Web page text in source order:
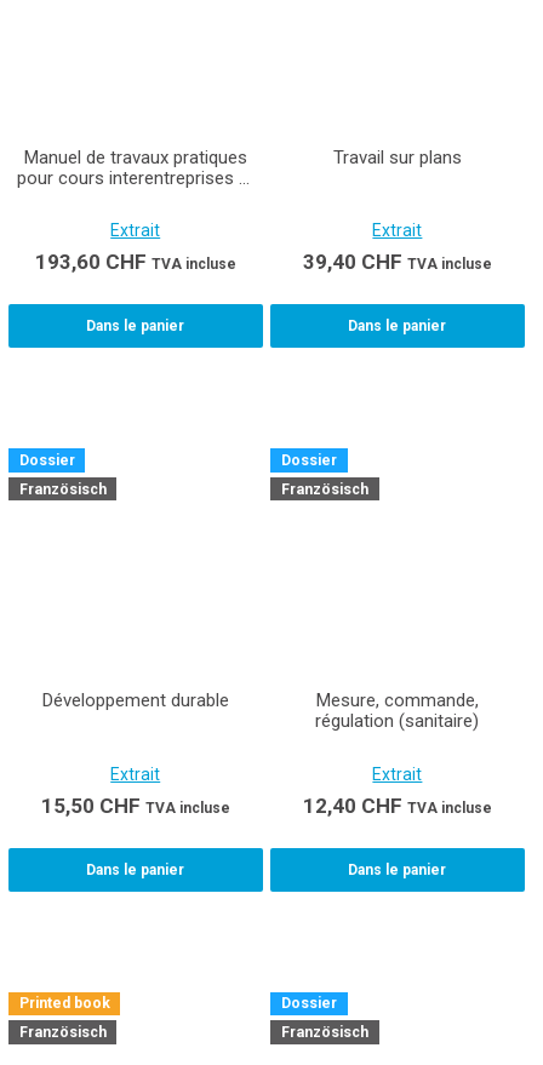
Manuel de travaux pratiques
pour cours interentreprises et
Ferblantier CFC
Extrait
193,60 CHF TVA incluse
Dans le panier
Travail sur plans
Extrait
39,40 CHF TVA incluse
Dans le panier
Dossier
Französisch
Développement durable
Extrait
15,50 CHF TVA incluse
Dans le panier
Dossier
Französisch
Mesure, commande,
régulation (sanitaire)
Extrait
12,40 CHF TVA incluse
Dans le panier
Printed book
Französisch
Dossier
Französisch